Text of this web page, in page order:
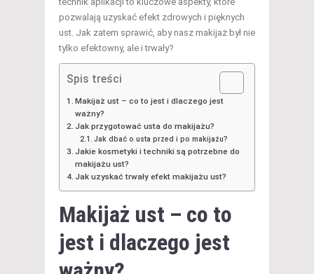
pozwalają uzyskać efekt zdrowych i pięknych
ust. Jak zatem sprawić, aby nasz makijaż był nie
tylko efektowny, ale i trwały?
Spis treści
Makijaż ust – co to jest i dlaczego jest
ważny?
Jak przygotować usta do makijażu?
Jak dbać o usta przed i po makijażu?
Jakie kosmetyki i techniki są potrzebne do
makijażu ust?
Jak uzyskać trwały efekt makijażu ust?
Makijaż ust – co to
jest i dlaczego jest